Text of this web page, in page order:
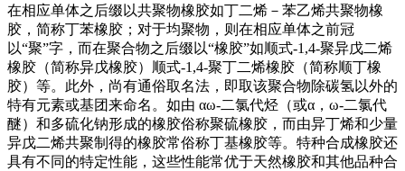
在相应单体之后缀以共聚物橡胶如丁二烯－苯乙烯共聚物橡
胶，简称丁苯橡胶；对于均聚物，则在相应单体之前冠
以“聚”字，而在聚合物之后缀以“橡胶”如顺式-1,4-聚异戊二烯
橡胶（简称异戊橡胶）顺式-1,4-聚丁二烯橡胶（简称顺丁橡
胶）等。此外，尚有通俗取名法，即取该聚合物除碳氢以外的
特有元素或基团来命名。如由 αω-二氯代烃（或α，ω-二氯代
醚）和多硫化钠形成的橡胶俗称聚硫橡胶，而由异丁烯和少量
异戊二烯共聚制得的橡胶常俗称丁基橡胶等。特种合成橡胶还
具有不同的特定性能，这些性能常优于天然橡胶和其他品种合